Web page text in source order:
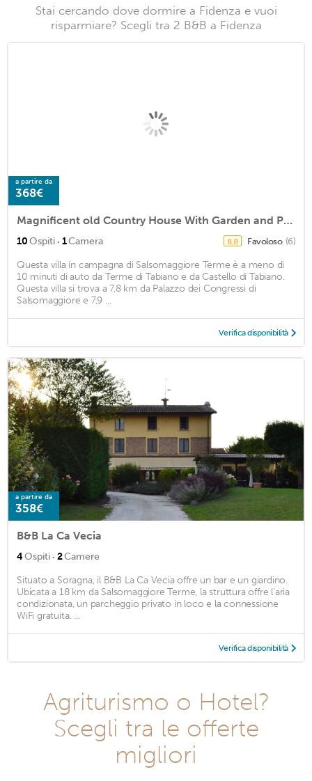
Stai cercando dove dormire a Fidenza e vuoi
risparmiare? Scegli tra 2 B&B a Fidenza
a partire da
368€
Magnificent old Country House With Garden and Private Pool, With Wifi
10Ospiti · 1Camera 8,8 Favoloso (6)
Questa villa in campagna di Salsomaggiore Terme è a meno di
10 minuti di auto da Terme di Tabiano e da Castello di Tabiano.
Questa villa si trova a 7,8 km da Palazzo dei Congressi di
Salsomaggiore e 7,9 ...
Verifica disponibilità
a partire da
358€
B&B La Ca Vecia
4Ospiti · 2Camere
Situato a Soragna, il B&B La Ca Vecia offre un bar e un giardino.
Ubicata a 18 km da Salsomaggiore Terme, la struttura offre l'aria
condizionata, un parcheggio privato in loco e la connessione
WiFi gratuita. ...
Verifica disponibilità
Agriturismo o Hotel?
Scegli tra le offerte
migliori